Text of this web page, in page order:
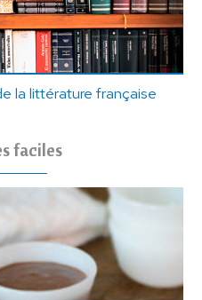
la littérature française
faciles